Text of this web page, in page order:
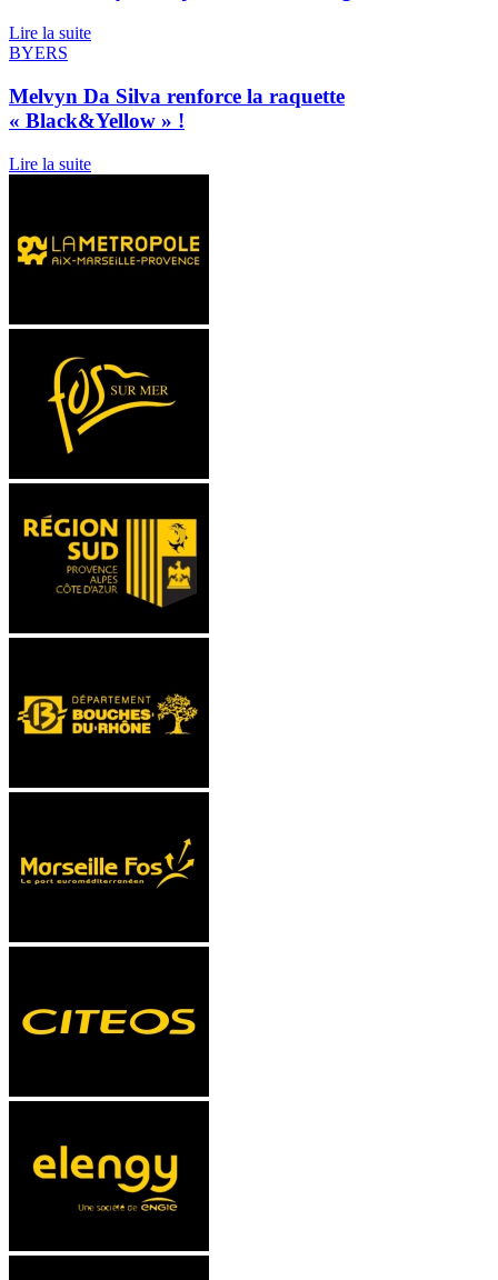
Lire la suite
BYERS
Melvyn Da Silva renforce la raquette
« Black&Yellow » !
Lire la suite